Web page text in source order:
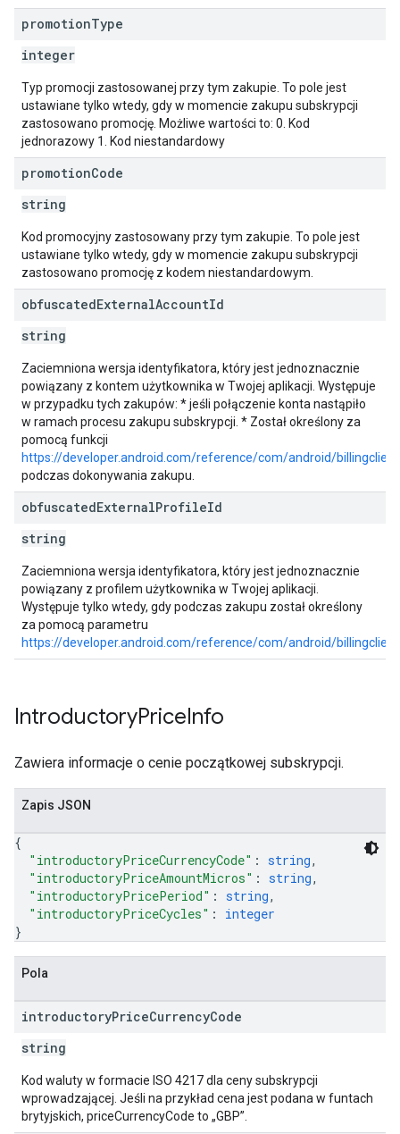
promotionType
integer
Typ promocji zastosowanej przy tym zakupie. To pole jest
ustawiane tylko wtedy, gdy w momencie zakupu subskrypcji
zastosowano promocję. Możliwe wartości to: 0. Kod
jednorazowy 1. Kod niestandardowy
promotionCode
string
Kod promocyjny zastosowany przy tym zakupie. To pole jest
ustawiane tylko wtedy, gdy w momencie zakupu subskrypcji
zastosowano promocję z kodem niestandardowym.
obfuscatedExternalAccountId
string
Zaciemniona wersja identyfikatora, który jest jednoznacznie
powiązany z kontem użytkownika w Twojej aplikacji. Występuje
w przypadku tych zakupów: * jeśli połączenie konta nastąpiło
w ramach procesu zakupu subskrypcji. * Został określony za
pomocą funkcji
https://developer.android.com/reference/com/android/
podczas dokonywania zakupu.
obfuscatedExternalProfileId
string
Zaciemniona wersja identyfikatora, który jest jednoznacznie
powiązany z profilem użytkownika w Twojej aplikacji.
Występuje tylko wtedy, gdy podczas zakupu został określony
za pomocą parametru
https://developer.android.com/reference/com/android/
IntroductoryPriceInfo
Zawiera informacje o cenie początkowej subskrypcji.
Zapis JSON
{
"introductoryPriceCurrencyCode" : string,
"introductoryPriceAmountMicros" : string,
"introductoryPricePeriod" : string,
"introductoryPriceCycles" : integer
}
Pola
introductoryPriceCurrencyCode
string
Kod waluty w formacie ISO 4217 dla ceny subskrypcji
wprowadzającej. Jeśli na przykład cena jest podana w funtach
brytyjskich, priceCurrencyCode to „GBP”.